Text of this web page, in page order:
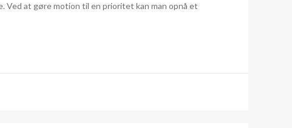
at gøre motion til en prioritet kan man opnå et